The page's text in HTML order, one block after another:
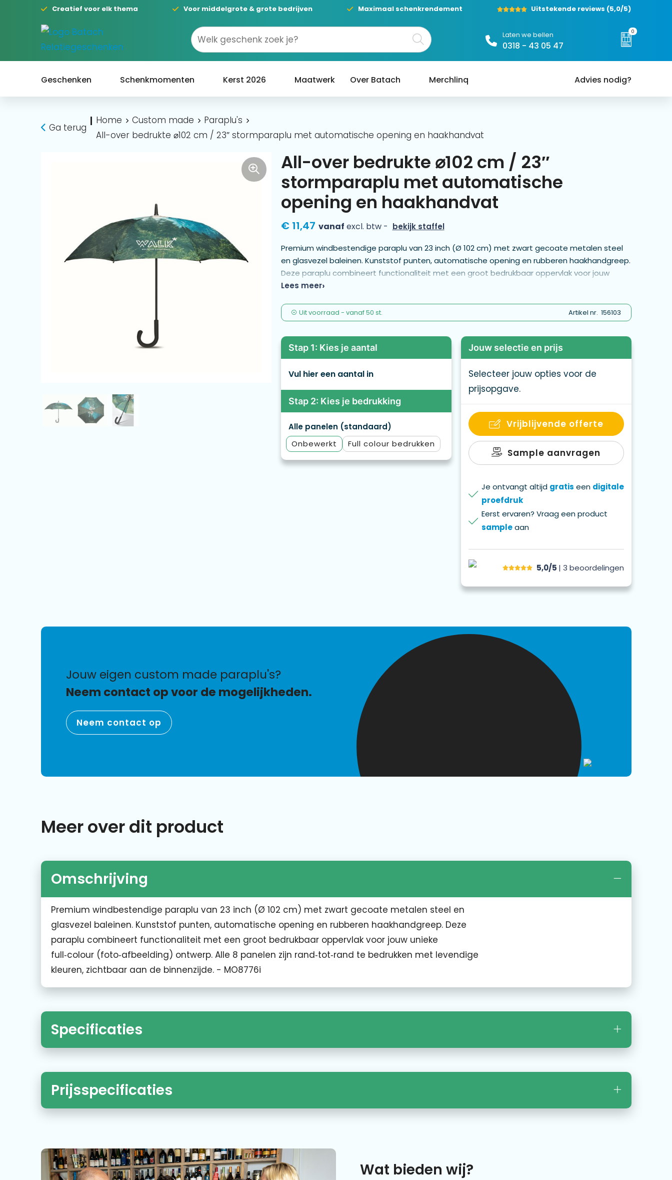
Creatief voor elk thema Voor middelgrote & grote bedrijven Maximaal schenkrendement Uitstekende reviews (5,0/5)
Laten we bellen
0318 - 43 05 47
0
Geschenken Schenkmomenten Kerst 2026 Maatwerk Over Batach Merchlinq Advies nodig?
Ga terug
Home Custom made
Paraplu's
All-over bedrukte ⌀102 cm / 23″ stormparaplu met automatische opening en haakhandvat
All-over bedrukte ⌀102 cm / 23″
stormparaplu met automatische
opening en haakhandvat
€ 11,47 vanaf excl. btw - bekijk staffel
Premium windbestendige paraplu van 23 inch (Ø 102 cm) met zwart gecoate metalen steel
en glasvezel baleinen. Kunststof punten, automatische opening en rubberen haakhandgreep.
Deze paraplu combineert functionaliteit met een groot bedrukbaar oppervlak voor jouw
unieke full‑colour (foto‑afbeelding) ontwerp. Alle 8 panelen zijn rand‑tot‑rand te bedrukken
Lees meer
Uit voorraad - vanaf50 st. Artikel nr. 156103
Stap 1: Kies je aantal
Vul hier een aantal in
Stap 2: Kies je bedrukking
Alle panelen (standaard)
Onbewerkt
Full colour
Jouw selectie en prijs
Selecteer jouw opties voor de
prijsopgave.
Vrijblijvende offerte
Sample aanvragen
Je ontvangt altijd gratis een digitale
proefdruk
Eerst ervaren? Vraag een product
sampleaan
5,0/5 | 3 beoordelingen
jouw eigen custom made paraplu's?
Neem contact op voor de mogelijkheden.
Neem contact op
Meer over dit product
Omschrijving
Premium windbestendige paraplu van 23 inch (Ø 102 cm) met zwart gecoate metalen steel en
glasvezel baleinen. Kunststof punten, automatische opening en rubberen haakhandgreep. Deze
paraplu combineert functionaliteit met een groot bedrukbaar oppervlak voor jouw unieke
full‑colour (foto‑afbeelding) ontwerp. Alle 8 panelen zijn rand‑tot‑rand te bedrukken met levendige
kleuren, zichtbaar aan de binnenzijde. - MO8776i
Specificaties
Prijsspecificaties
Wat bieden wij?